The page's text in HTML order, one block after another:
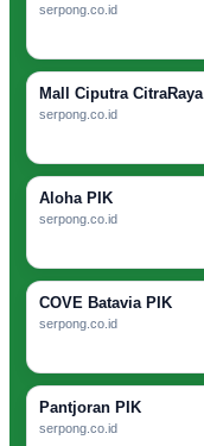
serpong.co.id
Mall Ciputra CitraRaya
serpong.co.id
Aloha PIK
serpong.co.id
COVE Batavia PIK
serpong.co.id
Pantjoran PIK
serpong.co.id